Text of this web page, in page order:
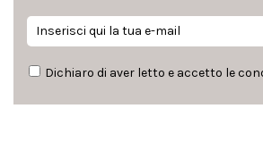
Dichiaro di aver letto e accetto le